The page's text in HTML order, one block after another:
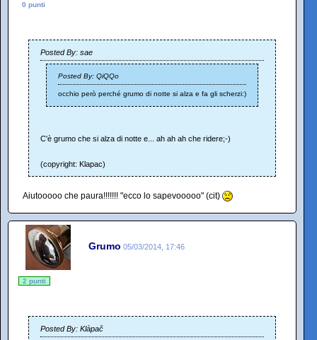
0 punti
Posted By: sae
Posted By: QiQQo
occhio però perché grumo di notte si alza e fa gli scherzi:)
C'è grumo che si alza di notte e... ah ah ah che ridere;-)
(copyright: Klapac)
Aiutooooo che paura!!!!!!! "ecco lo sapevooooo" (cit)
Grumo 05/03/2014, 17:46
2 punti
Posted By: Klàpač